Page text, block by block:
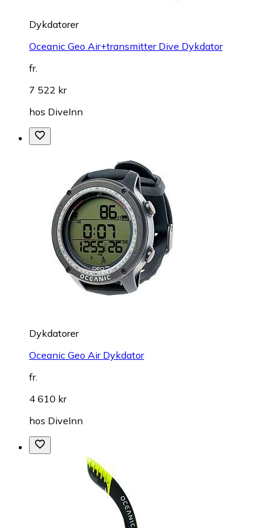
Dykdatorer
Oceanic Geo Air+transmitter Dive Dykdator
fr.
7 522 kr
hos DiveInn
Dykdatorer
Oceanic Geo Air Dykdator
fr.
4 610 kr
hos DiveInn